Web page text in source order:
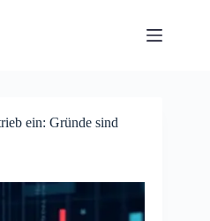
ein: Gründe sind